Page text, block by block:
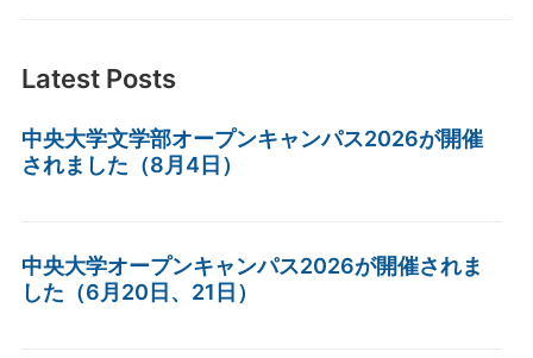
Latest Posts
中央大学文学部オープンキャンパス2026が開催
されました（8月4日）
中央大学オープンキャンパス2026が開催されま
した（6月20日、21日）